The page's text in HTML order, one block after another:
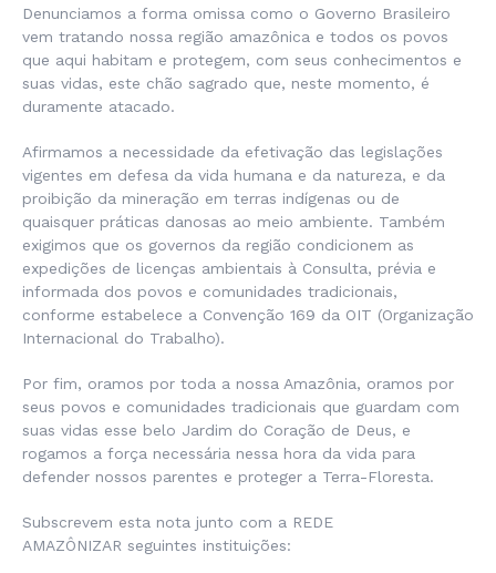
Denunciamos a forma omissa como o Governo Brasileiro
vem tratando nossa região amazônica e todos os povos
que aqui habitam e protegem, com seus conhecimentos e
suas vidas, este chão sagrado que, neste momento, é
duramente atacado.
Afirmamos a necessidade da efetivação das legislações
vigentes em defesa da vida humana e da natureza, e da
proibição da mineração em terras indígenas ou de
quaisquer práticas danosas ao meio ambiente. Também
exigimos que os governos da região condicionem as
expedições de licenças ambientais à Consulta, prévia e
informada dos povos e comunidades tradicionais,
conforme estabelece a Convenção 169 da OIT (Organização
Internacional do Trabalho).
Por fim, oramos por toda a nossa Amazônia, oramos por
seus povos e comunidades tradicionais que guardam com
suas vidas esse belo Jardim do Coração de Deus, e
rogamos a força necessária nessa hora da vida para
defender nossos parentes e proteger a Terra-Floresta.
Subscrevem esta nota junto com a REDE
AMAZÔNIZAR seguintes instituições: